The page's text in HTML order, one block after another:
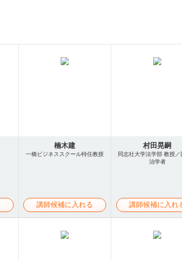
楠木建
一橋ビジネススクール特任教授
講師候補に入れる
村田晃嗣
同志社大学法学部 教授／
治学者
講師候補に入れ